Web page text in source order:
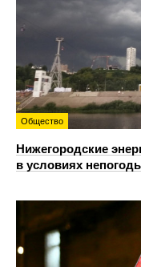
Общество
Нижегородские
в условиях